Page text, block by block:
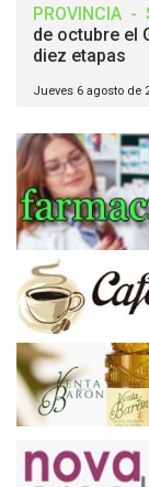
PROVINCIA -
de octubre el
diez etapas
Jueves 6 agosto de